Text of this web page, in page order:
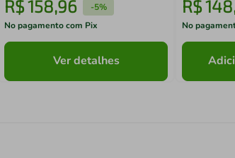
R$158,96 -5%
No pagamento com Pix
Ver detalhes
R$148
No